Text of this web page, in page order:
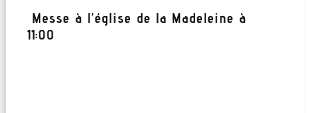
Messe à l’église de la Madeleine à
11:00